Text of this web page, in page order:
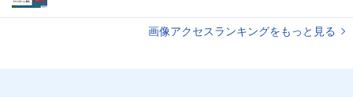
画像アクセスランキングをもっと見る